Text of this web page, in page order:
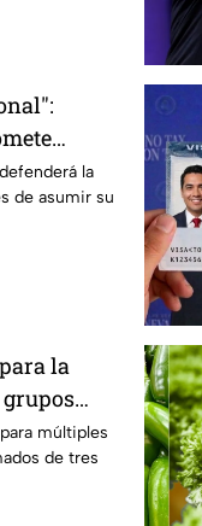
en
la
de asumir su
la
grupos
múltiples
de tres